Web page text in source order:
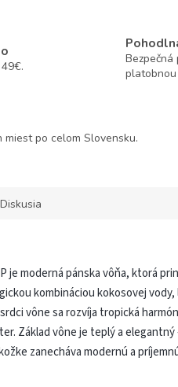
miest po celom Slovensku.
Diskusia
je moderná pánska vôňa, ktorá
kombináciou kokosovej
vône sa rozvíja tropická
Základ vône je teplý a
zanecháva modernú a